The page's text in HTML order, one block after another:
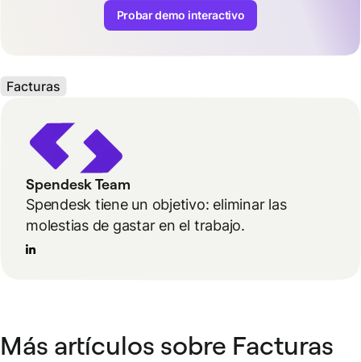
Probar demo interactivo
Facturas
Spendesk Team
Spendesk tiene un objetivo: eliminar las
molestias de gastar en el trabajo.
Más artículos sobre Facturas